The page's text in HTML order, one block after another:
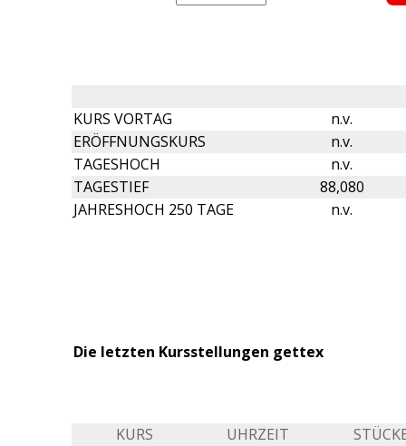
KURS VORTAG
n.v.
ERÖFFNUNGSKURS
n.v.
TAGESHOCH
n.v.
TAGESTIEF
88,080
JAHRESHOCH 250 TAGE
n.v.
Die letzten Kursstellungen gettex
KURS UHRZEIT